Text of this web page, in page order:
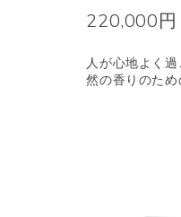
220,000円
人が心地よく
然の香りのた